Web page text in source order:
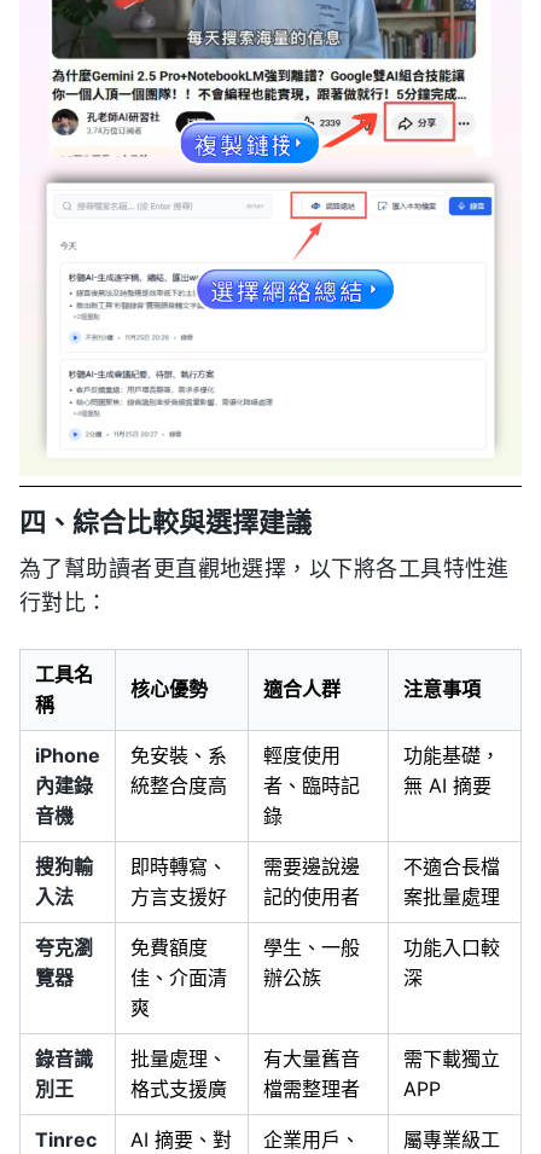
四、綜合比較與選擇建議
為了幫助讀者更直觀地選擇，以下將各工具特性進
行對比：
工具名
稱
核心優勢 適合人群 注意事項
iPhone
內建錄
音機
免安裝、系
統整合度高
輕度使用
者、臨時記
錄
功能基礎，
無 AI 摘要
搜狗輸
入法
即時轉寫、
方言支援好
需要邊說邊
記的使用者
不適合長檔
案批量處理
夸克瀏
覽器
免費額度
佳、介面清
爽
學生、一般
辦公族
功能入口較
深
錄音識
別王
批量處理、
格式支援廣
有大量舊音
檔需整理者
需下載獨立
APP
Tinrec
AI 摘要、對
企業用戶、
屬專業級工